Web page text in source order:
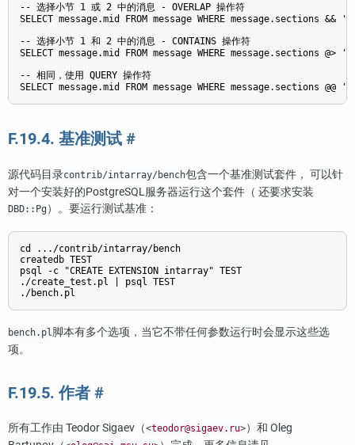
-- 选择小节 1 或 2 中的消息 - OVERLAP 操作符
SELECT message.mid FROM message WHERE message.sections
-- 选择小节 1 和 2 中的消息 - CONTAINS 操作符
SELECT message.mid FROM message WHERE message.sections
-- 相同，使用 QUERY 操作符
F.19.4. 基准测试 #
源代码目录contrib/intarray/bench包含一个基准测试套件， 可以针
对一个安装好的PostgreSQL服务器运行这个套件（ 还要求安装
DBD::Pg ）。要运行测试基准：
cd .../contrib/intarray/bench
createdb TEST
psql -c "CREATE EXTENSION intarray" TEST
./create_test.pl | psql TEST
bench.pl脚本有多个选项，当它不带任何参数运行时会显示这些选
项。
F.19.5. 作者 #
所有工作由 Teodor Sigaev（<teodor@sigaev.ru>）和 Oleg